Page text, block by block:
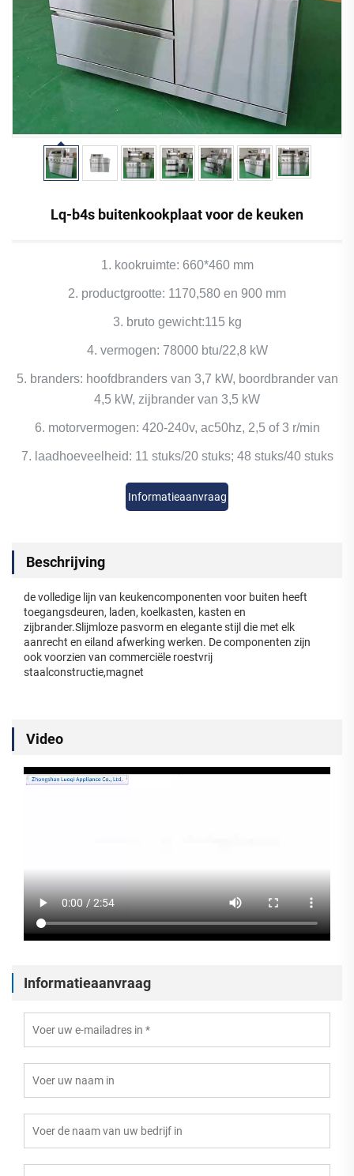
Lq-b4s buitenkookplaat voor de keuken
1. kookruimte: 660*460 mm
2. productgrootte: 1170,580 en 900 mm
3. bruto gewicht:115 kg
4. vermogen: 78000 btu/22,8 kW
5. branders: hoofdbranders van 3,7 kW, boordbrander van
4,5 kW, zijbrander van 3,5 kW
6. motorvermogen: 420-240v, ac50hz, 2,5 of 3 r/min
7. laadhoeveelheid: 11 stuks/20 stuks; 48 stuks/40 stuks
Informatieaanvraag
Beschrijving
de volledige lijn van keukencomponenten voor buiten heeft
toegangsdeuren, laden, koelkasten, kasten en
zijbrander.Slijmloze pasvorm en elegante stijl die met elk
aanrecht en eiland afwerking werken. De componenten zijn
ook voorzien van commerciële roestvrij
staalconstructie,magnet
Video
Informatieaanvraag